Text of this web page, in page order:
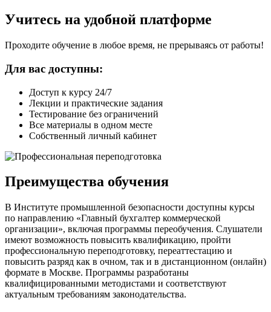
Учитесь на удобной платформе
Проходите обучение в любое время, не прерываясь от работы!
Для вас доступны:
Доступ к курсу 24/7
Лекции и практические задания
Тестирование без ограничений
Все материалы в одном месте
Собственный личный кабинет
Преимущества обучения
В Институте промышленной безопасности доступны курсы
по направлению «Главный бухгалтер коммерческой
организации», включая программы переобучения. Слушатели
имеют возможность повысить квалификацию, пройти
профессиональную переподготовку, переаттестацию и
повысить разряд как в очном, так и в дистанционном (онлайн)
формате в Москве. Программы разработаны
квалифицированными методистами и соответствуют
актуальным требованиям законодательства.